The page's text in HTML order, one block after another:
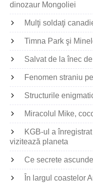
dinozaur Mongoliei
Mulţi soldaţi
Timna Park şi
Salvat de la înec
Fenomen straniu
Structurile
Miracolul Mike,
KGB-ul a
vizitează planeta
Ce secrete
În largul coastelor